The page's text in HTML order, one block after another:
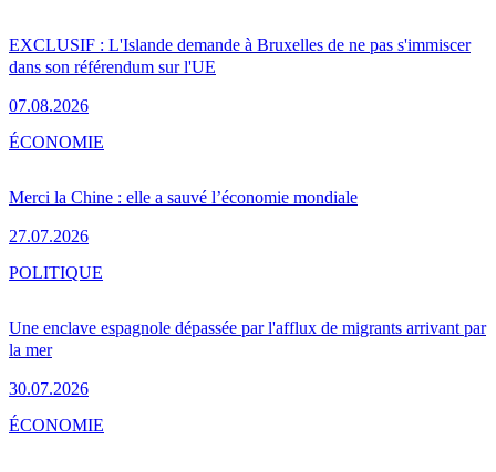
EXCLUSIF : L'Islande demande à Bruxelles de ne pas s'immiscer
dans son référendum sur l'UE
07.08.2026
Merci la Chine : elle a sauvé l’économie mondiale
27.07.2026
ÉCONOMIE
Une enclave espagnole dépassée par l'afflux de migrants arrivant par
la mer
30.07.2026
POLITIQUE
ÉCONOMIE